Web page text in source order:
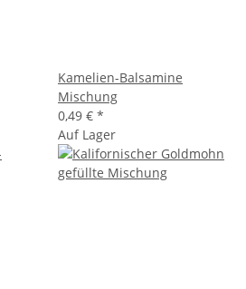
Kamelien-Balsamine
Mischung
0,49 € *
Auf Lager